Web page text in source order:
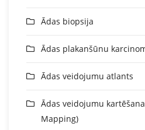
Ādas biopsija
Ādas plakanšūnu
Ādas veidojumu atlants
Ādas veidojumu
Mapping)